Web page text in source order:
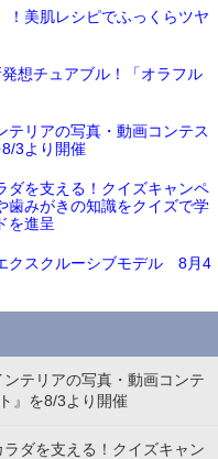
！美肌レシピでふっくらツヤ
想チュアブル！「オラフル
テリアの写真・動画コンテス
3より開催
ダを支える！クイズキャンペ
みがきの知識をクイズで学
を進呈
クスクルーシブモデル 8月4
テリアの写真・動画コンテ
』を8/3より開催
ダを支える！クイズキャン